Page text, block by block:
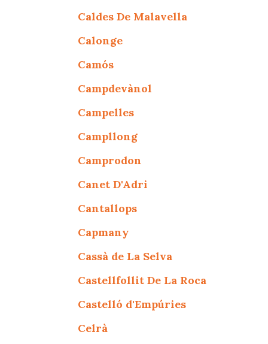
Caldes De Malavella
Calonge
Camós
Campdevànol
Campelles
Campllong
Camprodon
Canet D'Adri
Cantallops
Capmany
Cassà de La Selva
Castellfollit De La Roca
Castelló d'Empúries
Celrà